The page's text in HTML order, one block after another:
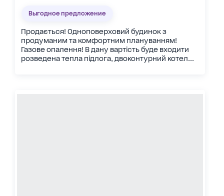
Выгодное предложение
Продається! Одноповерховий будинок з
продуманим та комфортним плануванням!
Газове опалення! В дану вартість буде входити
розведена тепла підлога, двоконтурний котел...